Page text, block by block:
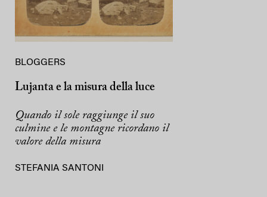
BLOGGERS
Lujanta e la misura della luce
Quando il sole raggiunge il suo
culmine e le montagne ricordano il
valore della misura
STEFANIA SANTONI